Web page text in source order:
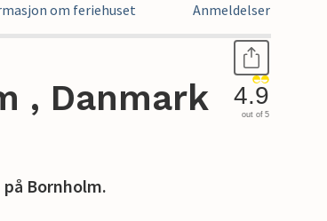
om feriehuset Anmeldelser
, Danmark 4.9
out of 5
Bornholm.